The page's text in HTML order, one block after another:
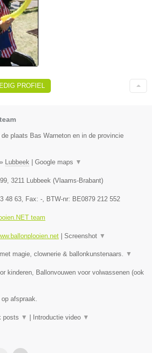
PROFIEL
plaats Bas Warneton en in de provincie
» Lubbeek Google maps ▼
, 3211 Lubbeek (Vlaams-Brabant)
48 63, Fax: -, BTW-nr: BE0879 212 552
team
Screenshot ▼
magie, clownerie & ballonkunstenaars. ▼
kinderen, Ballonvouwen voor volwassenen (ook
afspraak.
posts ▼ Introductie video ▼